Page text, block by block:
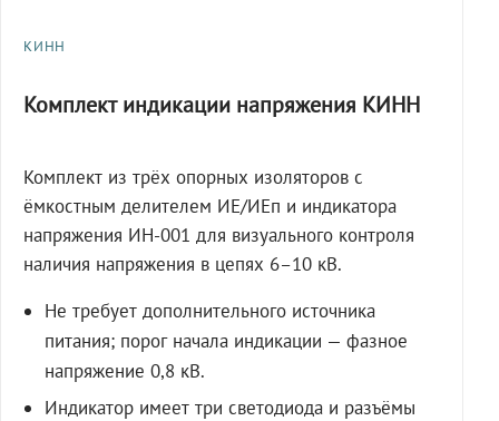
КИНН
Комплект индикации напряжения КИНН
Комплект из трёх опорных изоляторов с
ёмкостным делителем ИЕ/ИЕп и индикатора
напряжения ИН-001 для визуального контроля
наличия напряжения в цепях 6–10 кВ.
Не требует дополнительного источника
питания; порог начала индикации — фазное
напряжение 0,8 кВ.
Индикатор имеет три светодиода и разъёмы